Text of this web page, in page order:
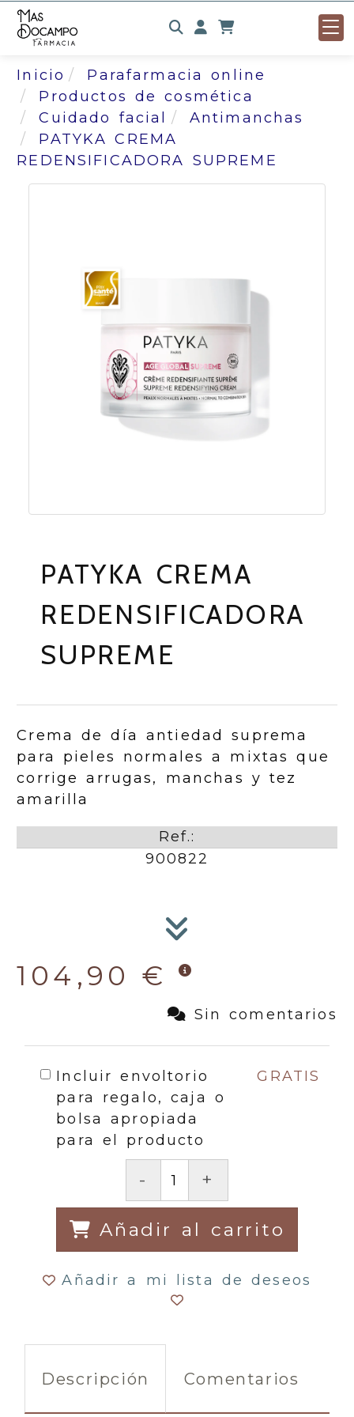
Identifícate
Inicio
Parafarmacia online
Productos de cosmética
Cuidado facial
Antimanchas
PATYKA CREMA
REDENSIFICADORA SUPREME
PATYKA CREMA
REDENSIFICADORA
SUPREME
Crema de día antiedad suprema
para pieles normales a mixtas que
corrige arrugas, manchas y tez
amarilla
Ref.:
900822
104,90 €
Sin comentarios
Incluir envoltorio
para regalo, caja o
bolsa apropiada
para el producto
GRATIS
- +
Añadir al carrito
Añadir a mi lista de deseos
Descripción Comentarios